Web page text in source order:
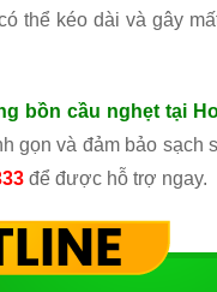
thể kéo dài và gây
bồn cầu nghẹt tại
gọn và đảm bảo sạch
để được hỗ trợ ngay.